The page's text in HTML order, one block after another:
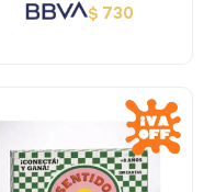
$ 730